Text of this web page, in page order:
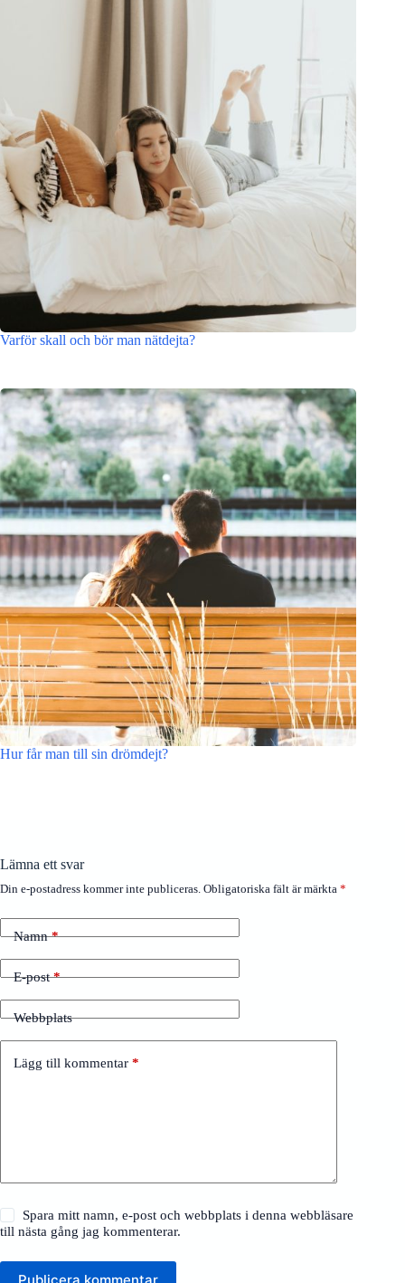
Varför skall och bör man nätdejta?
Hur får man till sin drömdejt?
Lämna ett svar
Din e-postadress kommer inte publiceras. Obligatoriska fält är märkta *
Namn*
E-post*
Webbplats
Lägg till kommentar *
Spara mitt namn, e-post och webbplats i denna webbläsare
till nästa gång jag kommenterar.